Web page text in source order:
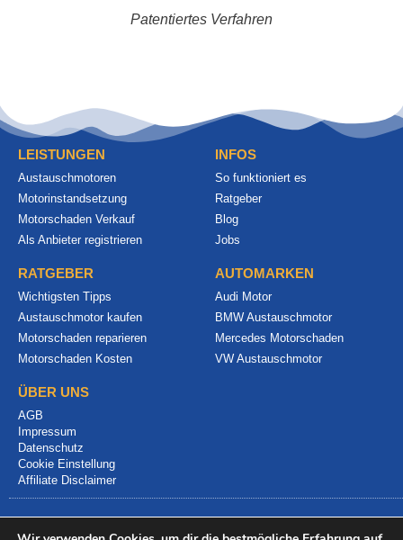
Patentiertes Verfahren
LEISTUNGEN
Austauschmotoren
Motorinstandsetzung
Motorschaden Verkauf
Als Anbieter registrieren
INFOS
So funktioniert es
Ratgeber
Blog
Jobs
RATGEBER
Wichtigsten Tipps
Austauschmotor kaufen
Motorschaden reparieren
Motorschaden Kosten
AUTOMARKEN
Audi Motor
BMW Austauschmotor
Mercedes Motorschaden
VW Austauschmotor
ÜBER UNS
AGB
Impressum
Datenschutz
Cookie Einstellung
Affiliate Disclaimer